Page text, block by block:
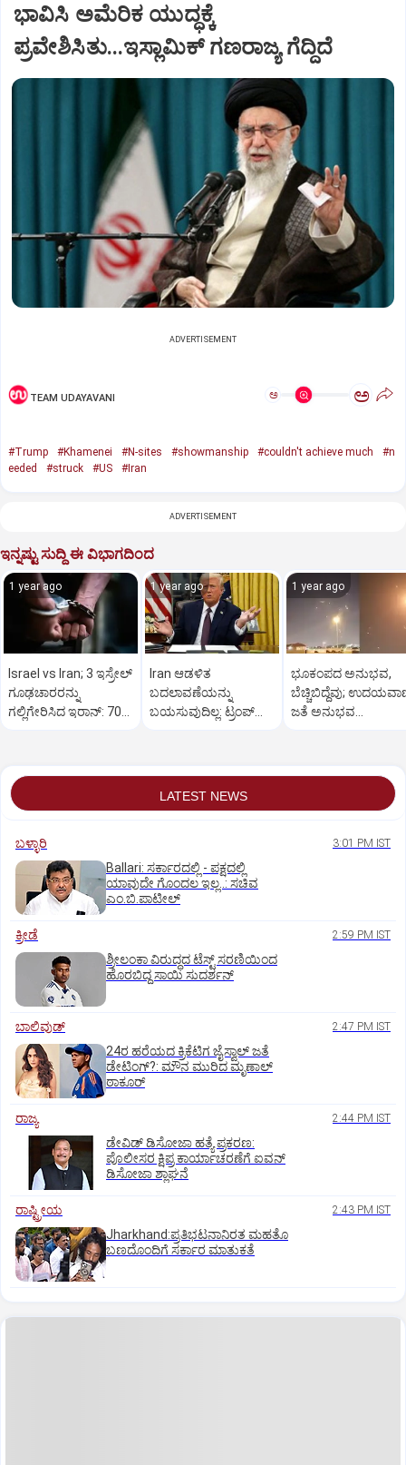
ಭಾವಿಸಿ ಅಮೆರಿಕ ಯುದ್ಧಕ್ಕೆ
ಪ್ರವೇಶಿಸಿತು...ಇಸ್ಲಾಮಿಕ್ ಗಣರಾಜ್ಯ ಗೆದ್ದಿದೆ
ADVERTISEMENT
TEAM UDAYAVANI ಅ ಅ
#Trump #Khamenei #N-sites #showmanship #couldn't achieve much
#n
eeded
#struck #US #Iran
ADVERTISEMENT
ಇನ್ನಷ್ಟು ಸುದ್ದಿ ಈ ವಿಭಾಗದಿಂದ
1 year ago
Israel vs Iran; 3 ಇಸ್ರೇಲ್
ಗೂಢಚಾರರನ್ನು
ಗಲ್ಲಿಗೇರಿಸಿದ ಇರಾನ್: 700
1 year ago
Iran ಆಡಳಿತ
ಬದಲಾವಣೆಯನ್ನು
ಬಯಸುವುದಿಲ್ಲ: ಟ್ರಂಪ್
1 year ago
ಭೂಕಂಪದ ಅನುಭವ,
ಬೆಚ್ಚಿಬಿದ್ದೆವು;
ಜತೆ ಅನುಭವ
LATEST NEWS
ಬಳ್ಳಾರಿ 3:01 PM IST
Ballari: ಸರ್ಕಾರದಲ್ಲಿ - ಪಕ್ಷದಲ್ಲಿ
ಯಾವುದೇ ಗೊಂದಲ ಇಲ್ಲ..: ಸಚಿವ
ಎಂ.ಬಿ.ಪಾಟೀಲ್
ಕ್ರೀಡೆ 2:59 PM IST
ಶ್ರೀಲಂಕಾ ವಿರುದ್ಧದ ಟೆಸ್ಟ್ ಸರಣಿಯಿಂದ
ಹೊರಬಿದ್ದ ಸಾಯಿ ಸುದರ್ಶನ್
ಬಾಲಿವುಡ್‌ 2:47 PM IST
24ರ ಹರೆಯದ ಕ್ರಿಕೆಟಿಗ ಜೈಸ್ವಾಲ್‌ ಜತೆ
ಡೇಟಿಂಗ್?:‌ ಮೌನ ಮುರಿದ ಮೃಣಾಲ್‌
ಠಾಕೂರ್
ರಾಜ್ಯ 2:44 PM IST
ಡೇವಿಡ್ ಡಿಸೋಜಾ ಹತ್ಯೆ ಪ್ರಕರಣ:
ಪೊಲೀಸರ ಕ್ಷಿಪ್ರ ಕಾರ್ಯಾಚರಣೆಗೆ ಐವನ್
ಡಿಸೋಜಾ ಶ್ಲಾಘನೆ
ರಾಷ್ಟ್ರೀಯ 2:43 PM IST
Jharkhand:ಪ್ರತಿಭಟನಾನಿರತ ಮಹತೊ
ಬಣದೊಂದಿಗೆ ಸರ್ಕಾರ ಮಾತುಕತೆ